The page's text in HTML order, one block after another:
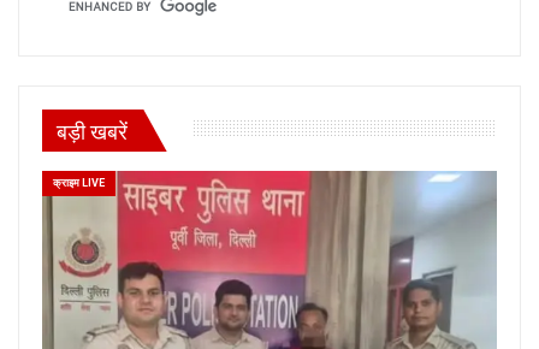
बड़ी खबरें
क्राइम LIVE